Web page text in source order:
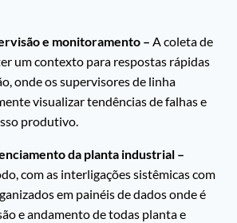
e monitoramento – A coleta de
um contexto para respostas rápidas
onde os supervisores de linha
visualizar tendências de falhas e
produtivo.
da planta industrial –
com as interligações sistêmicas com
em painéis de dados onde é
e andamento de todas planta e